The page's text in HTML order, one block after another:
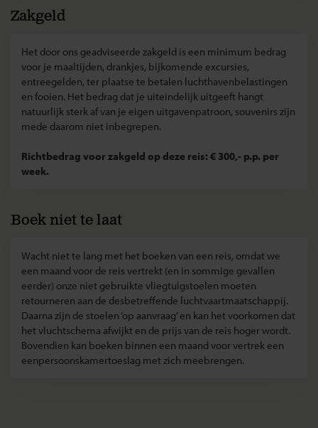
Zakgeld
Het door ons geadviseerde zakgeld is een minimum bedrag
voor je maaltijden, drankjes, bijkomende excursies,
entreegelden, ter plaatse te betalen luchthavenbelastingen
en fooien. Het bedrag dat je uiteindelijk uitgeeft hangt
natuurlijk sterk af van je eigen uitgavenpatroon, souvenirs zijn
mede daarom niet inbegrepen.
Richtbedrag voor zakgeld op deze reis: € 300,- p.p. per
week.
Boek niet te laat
Wacht niet te lang met het boeken van een reis, omdat we
een maand voor de reis vertrekt (en in sommige gevallen
eerder) onze niet gebruikte vliegtuigstoelen moeten
retourneren aan de desbetreffende luchtvaartmaatschappij.
Daarna zijn de stoelen ‘op aanvraag’ en kan het voorkomen dat
het vluchtschema afwijkt en de prijs van de reis hoger wordt.
Bovendien kan boeken binnen een maand voor vertrek een
eenpersoonskamertoeslag met zich meebrengen.